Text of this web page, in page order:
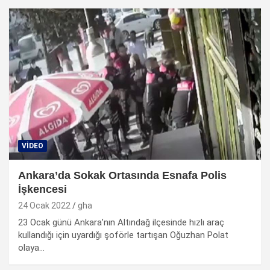
VIDEO
Ankara’da Sokak Ortasında Esnafa Polis
İşkencesi
24 Ocak 2022 gha
23 Ocak günü Ankara’nın Altındağ ilçesinde hızlı araç
kullandığı için uyardığı şoförle tartışan Oğuzhan Polat
olaya…